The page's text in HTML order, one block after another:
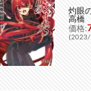
灼眼
高橋
価格:
(2023/